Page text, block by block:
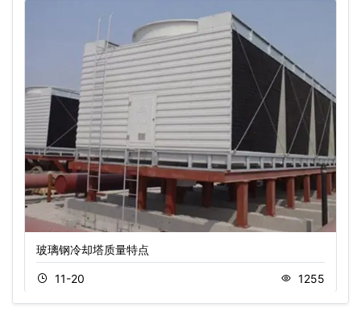
玻璃钢冷却塔质量特点
11-20 1255